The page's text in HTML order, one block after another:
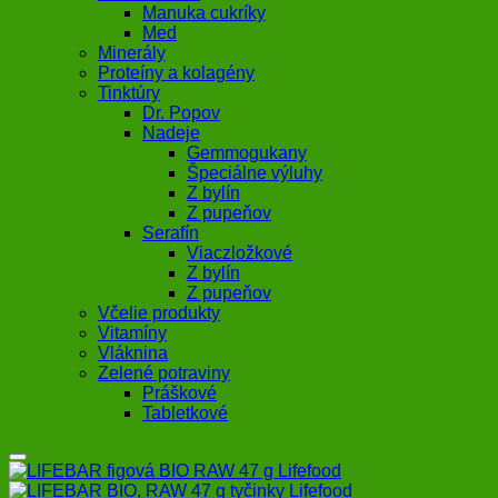
Manuka cukríky
Med
Minerály
Proteíny a kolagény
Tinktúry
Dr. Popov
Nadeje
Gemmogukany
Špeciálne výluhy
Z bylín
Z pupeňov
Serafín
Viaczložkové
Z bylín
Z pupeňov
Včelie produkty
Vitamíny
Vláknina
Zelené potraviny
Práškové
Tabletkové